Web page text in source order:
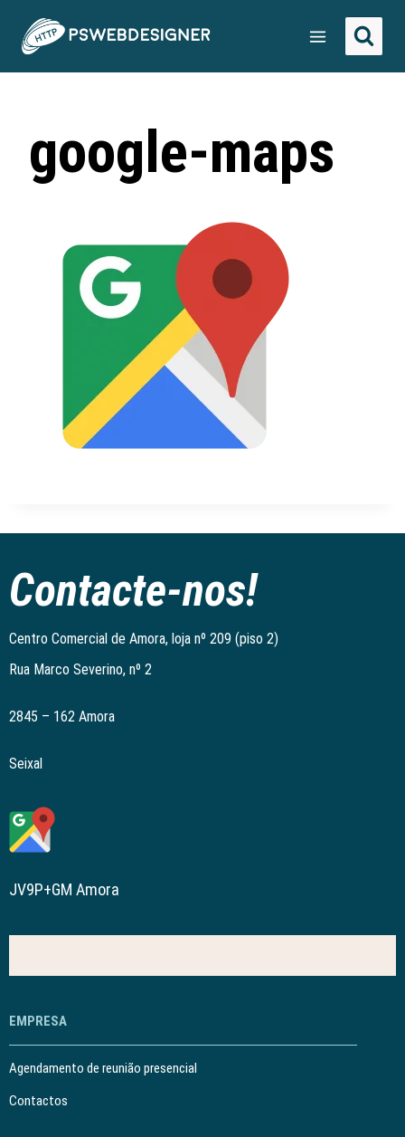
google-maps
Contacte-nos!
Centro Comercial de Amora, loja nº 209 (piso 2)
Rua Marco Severino, nº 2
2845 – 162 Amora
Seixal
JV9P+GM Amora
EMPRESA
Agendamento de reunião presencial
Contactos